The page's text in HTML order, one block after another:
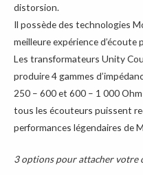
distorsion.
Il possède des technologies
meilleure expérience d’écoute
Les transformateurs Unity
produire 4 gammes
250 – 600 et 600 – 1 000
tous les écouteurs puissent
performances légendaires de
3 options pour attacher votre